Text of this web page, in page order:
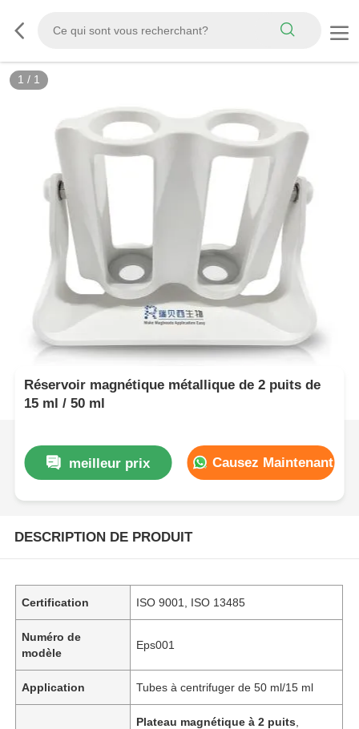
1 / 1
Réservoir magnétique métallique de 2 puits de
15 ml / 50 ml
meilleur prix Causez Maintenant
DESCRIPTION DE PRODUIT
Certification ISO 9001, ISO 13485
Numéro de
modèle
Eps001
Application Tubes à centrifuger de 50 ml/15 ml
Plateau magnétique à 2 puits